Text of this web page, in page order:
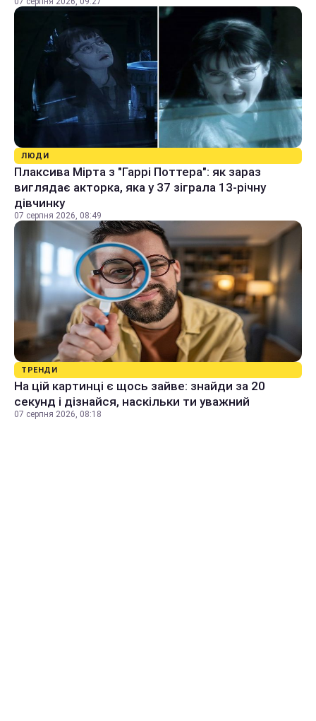
ЛЮДИ
Плаксива Мірта з "Гаррі Поттера": як зараз
виглядає акторка, яка у 37 зіграла 13-річну
дівчинку
07 серпня 2026, 08:49
ТРЕНДИ
На цій картинці є щось зайве: знайди за 20
секунд і дізнайся, наскільки ти уважний
07 серпня 2026, 08:18